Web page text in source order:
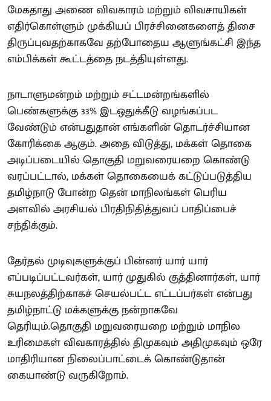
மேகதாது அணை விவகாரம் மற்றும் விவசாயிகள்
எதிர்கொள்ளும் முக்கியப் பிரச்சினைகளைத் திசை
திருப்புவதற்காகவே தற்போதைய ஆளுங்கட்சி இந்த
எம்பிக்கள் கூட்டத்தை நடத்தியுள்ளது.
நாடாளுமன்றம் மற்றும் சட்டமன்றங்களில்
பெண்களுக்கு 33% இடஒதுக்கீடு வழங்கப்பட
வேண்டும் என்பதுதான் எங்களின் தொடர்ச்சியான
கோரிக்கை ஆகும். அதை விடுத்து, மக்கள் தொகை
அடிப்படையில் தொகுதி மறுவரையறை கொண்டு
வரப்பட்டால், மக்கள் தொகையைக் கட்டுப்படுத்திய
தமிழ்நாடு போன்ற தென் மாநிலங்கள் பெரிய
அளவில் அரசியல் பிரதிநிதித்துவப் பாதிப்பைச்
சந்திக்கும்.
தேர்தல் முடிவுகளுக்குப் பின்னர் யார் யார்
எப்படிப்பட்டவர்கள், யார் முதுகில் குத்தினார்கள், யார்
சுயநலத்திற்காகச் செயல்பட்ட எட்டப்பர்கள் என்பது
தமிழ்நாட்டு மக்களுக்கு நன்றாகவே
தெரியும்.தொகுதி மறுவரையறை மற்றும் மாநில
உரிமைகள் விவகாரத்தில் திமுகவும் அதிமுகவும் ஒரே
மாதிரியான நிலைப்பாட்டைக் கொண்டுதான்
கையாண்டு வருகிறோம்.